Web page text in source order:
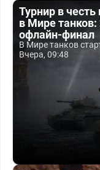
Турнир в
в Мире танков:
офлайн-финал
В Мире танков
Вчера, 09:48